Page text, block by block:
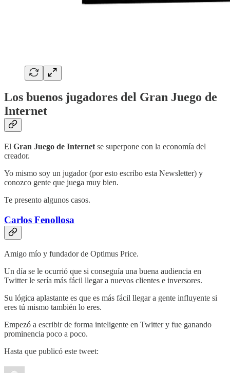
Los buenos jugadores del Gran Juego de
Internet
El Gran Juego de Internet se superpone con la economía del
creador.
Yo mismo soy un jugador (por esto escribo esta Newsletter) y
conozco gente que juega muy bien.
Te presento algunos casos.
Carlos Fenollosa
Amigo mío y fundador de Optimus Price.
Un día se le ocurrió que si conseguía una buena audiencia en
Twitter le sería más fácil llegar a nuevos clientes e inversores.
Su lógica aplastante es que es más fácil llegar a gente influyente si
eres tú mismo también lo eres.
Empezó a escribir de forma inteligente en Twitter y fue ganando
prominencia poco a poco.
Hasta que publicó este tweet: